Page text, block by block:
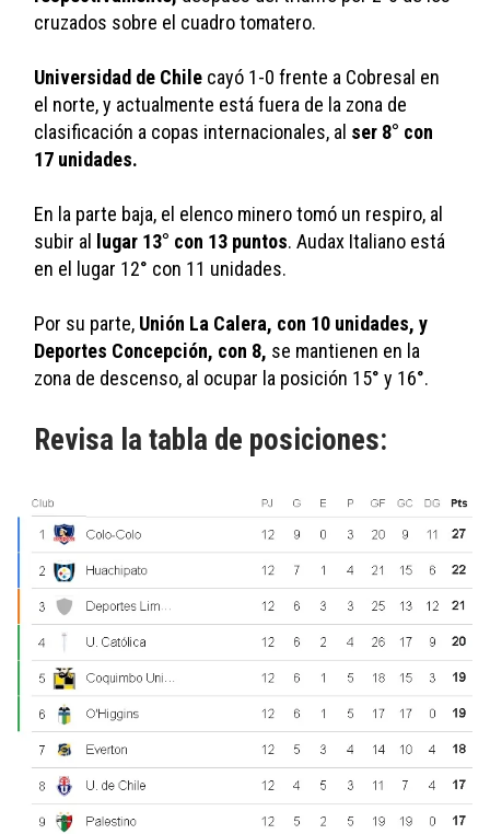
cruzados sobre el cuadro tomatero.
Universidad de Chile cayó 1-0 frente a Cobresal en
el norte, y actualmente está fuera de la zona de
clasificación a copas internacionales, al ser 8° con
17 unidades.
En la parte baja, el elenco minero tomó un respiro, al
subir al
lugar 13° con 13 puntos. Audax Italiano está
en el lugar 12° con 11 unidades.
Por su parte, Unión La Calera, con 10 unidades, y
Deportes Concepción, con 8, se mantienen en la
zona de descenso, al ocupar la posición 15° y 16°.
Revisa la tabla de posiciones: